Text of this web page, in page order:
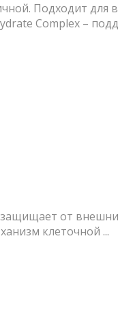
Подходит для
Complex –
от
клеточной ...